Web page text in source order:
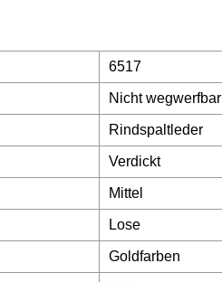
6517
Nicht wegwerfbar
Rindspaltleder
Verdickt
Mittel
Lose
Goldfarben